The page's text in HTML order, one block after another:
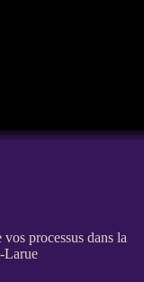
processus dans la
Larue